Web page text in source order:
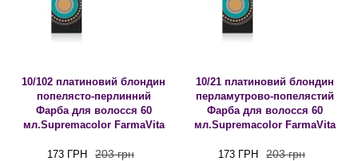
10/102 платиновий блондин
попелясто-перлинний
Фарба для волосся 60
мл.Supremacolor FarmaVita
173 ГРН 203 грн
10/21 платиновий блондин
перламутрово-попелястий
Фарба для волосся 60
мл.Supremacolor FarmaVita
173 ГРН 203 грн